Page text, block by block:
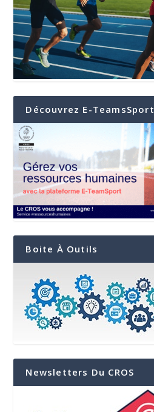
Découvrez E-TeamsSport
Boite À Outils
Newsletters Du CROS